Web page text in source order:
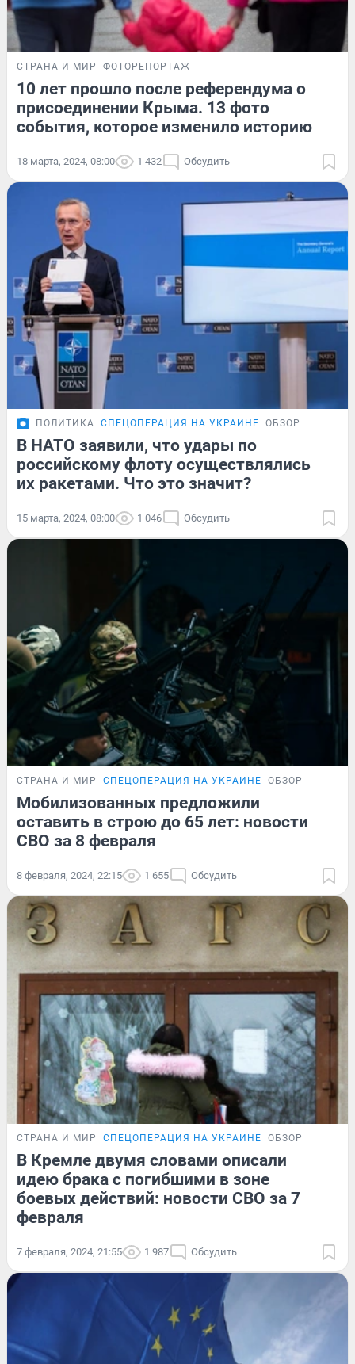
СТРАНА И МИР ФОТОРЕПОРТАЖ
10 лет прошло после референдума о
присоединении Крыма. 13 фото
события, которое изменило историю
18 марта, 2024, 08:00 1 432 Обсудить
ПОЛИТИКА СПЕЦОПЕРАЦИЯ НА УКРАИНЕ ОБЗОР
В НАТО заявили, что удары по
российскому флоту осуществлялись
их ракетами. Что это значит?
15 марта, 2024, 08:00 1 046 Обсудить
СТРАНА И МИР СПЕЦОПЕРАЦИЯ НА УКРАИНЕ ОБЗОР
Мобилизованных предложили
оставить в строю до 65 лет: новости
СВО за 8 февраля
8 февраля, 2024, 22:15 1 655 Обсудить
СТРАНА И МИР СПЕЦОПЕРАЦИЯ НА УКРАИНЕ ОБЗОР
В Кремле двумя словами описали
идею брака с погибшими в зоне
боевых действий: новости СВО за 7
февраля
7 февраля, 2024, 21:55 1 987 Обсудить